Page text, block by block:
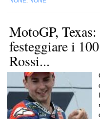
MotoGP,
festeggiare i
Rossi...